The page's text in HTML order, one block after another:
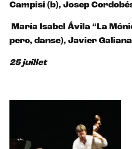
Campisi (b), Josep
María Isabel Ávila “La
perc, danse), Javier
25 juillet